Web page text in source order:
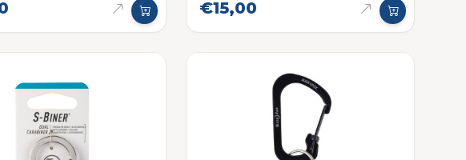
€15,00